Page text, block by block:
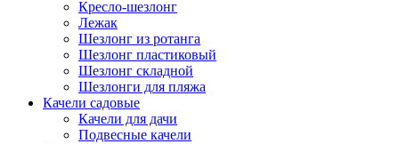
Кресло-шезлонг
Лежак
Шезлонг из ротанга
Шезлонг пластиковый
Шезлонг складной
Шезлонги для пляжа
Качели садовые
Качели для дачи
Подвесные качели